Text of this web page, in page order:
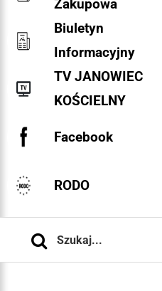
Zakupowa
Biuletyn
Informacyjny
TV JANOWIEC
KOŚCIELNY
Facebook
RODO